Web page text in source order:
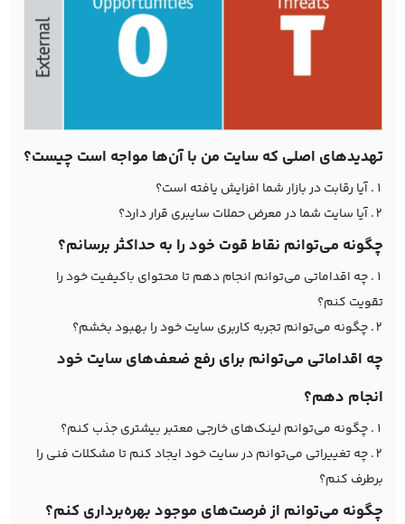
تهدیدهای اصلی که سایت من با آن‌ها مواجه است چیست؟
آیا رقابت در بازار شما افزایش یافته است؟
آیا سایت شما در معرض حملات سایبری قرار دارد؟
چگونه می‌توانم نقاط قوت خود را به حداکثر برسانم؟
چه اقداماتی می‌توانم انجام دهم تا محتوای باکیفیت خود را
تقویت کنم؟
چگونه می‌توانم تجربه کاربری سایت خود را بهبود بخشم؟
چه اقداماتی می‌توانم برای رفع ضعف‌های سایت خود
انجام دهم؟
چگونه می‌توانم لینک‌های خارجی معتبر بیشتری جذب کنم؟
چه تغییراتی می‌توانم در سایت خود ایجاد کنم تا مشکلات فنی را
برطرف کنم؟
چگونه می‌توانم از فرصت‌های موجود بهره‌برداری کنم؟